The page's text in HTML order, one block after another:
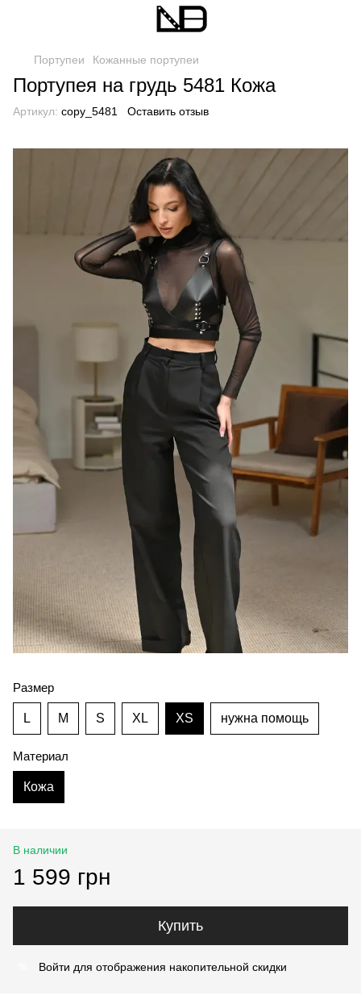
Портупеи Кожанные портупеи
Портупея на грудь 5481 Кожа
Артикул: copy_5481 Оставить отзыв
Размер
L M S XL XS нужна помощь
Материал
Кожа
В наличии
1 599 грн
Купить
Войти для отображения накопительной скидки